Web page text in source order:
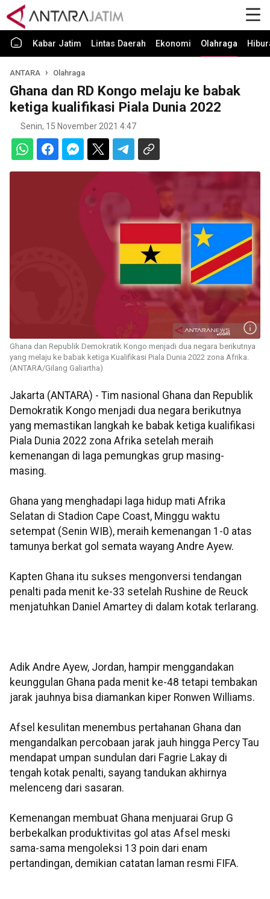
Kabar Jatim Lintas Daerah Ekonomi Olahraga
ANTARA Olahraga
Ghana dan RD Kongo melaju ke babak
ketiga kualifikasi Piala Dunia 2022
Senin, 15 November 2021 4:47
Ghana dan Republik Demokratik Kongo menjadi dua negara berikutnya
yang melaju ke babak ketiga Kualifikasi Piala Dunia 2022 zona Afrika.
(ANTARA/Gilang Galiartha)
Jakarta (ANTARA) - Tim nasional Ghana dan Republik
Demokratik Kongo menjadi dua negara berikutnya
yang memastikan langkah ke babak ketiga kualifikasi
Piala Dunia 2022 zona Afrika setelah meraih
kemenangan di laga pemungkas grup masing-
masing.
Ghana yang menghadapi laga hidup mati Afrika
Selatan di Stadion Cape Coast, Minggu waktu
setempat (Senin WIB), meraih kemenangan 1-0 atas
tamunya berkat gol semata wayang Andre Ayew.
Kapten Ghana itu sukses mengonversi tendangan
penalti pada menit ke-33 setelah Rushine de Reuck
menjatuhkan Daniel Amartey di dalam kotak terlarang.
Adik Andre Ayew, Jordan, hampir menggandakan
keunggulan Ghana pada menit ke-48 tetapi tembakan
jarak jauhnya bisa diamankan kiper Ronwen Williams.
Afsel kesulitan menembus pertahanan Ghana dan
mengandalkan percobaan jarak jauh hingga Percy Tau
mendapat umpan sundulan dari Fagrie Lakay di
tengah kotak penalti, sayang tandukan akhirnya
melenceng dari sasaran.
Kemenangan membuat Ghana menjuarai Grup G
berbekalkan produktivitas gol atas Afsel meski
sama-sama mengoleksi 13 poin dari enam
pertandingan, demikian catatan laman resmi FIFA.